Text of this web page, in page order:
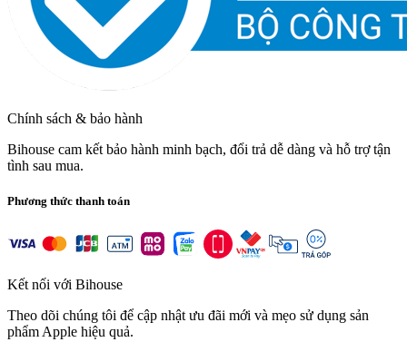
Chính sách & bảo hành
Bihouse cam kết bảo hành minh bạch, đổi trả dễ dàng và hỗ trợ tận
tình sau mua.
Phương thức thanh toán
Kết nối với Bihouse
Theo dõi chúng tôi để cập nhật ưu đãi mới và mẹo sử dụng sản
phẩm Apple hiệu quả.